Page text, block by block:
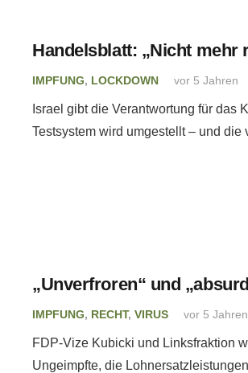
Handelsblatt: „Nicht mehr
IMPFUNG, LOCKDOWN vor 5 Jahren
Israel gibt die Verantwortung für das
Testsystem wird umgestellt – und
„Unverfroren“ und
IMPFUNG, RECHT, VIRUS vor 5 Jahren
FDP-Vize Kubicki und Linksfraktion
Ungeimpfte, die